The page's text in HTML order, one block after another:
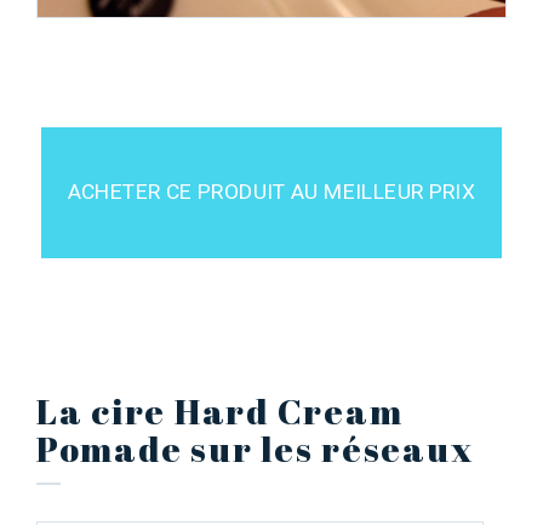
ACHETER CE PRODUIT AU MEILLEUR PRIX
La cire Hard Cream
Pomade sur les réseaux